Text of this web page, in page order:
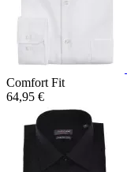
Comfort Fit
64,95 €